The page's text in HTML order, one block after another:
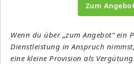
Zum
Wenn du über „zum Angebot“ ein
Dienstleistung in Anspruch
eine kleine Provision als